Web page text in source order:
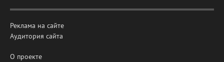
Реклама на сайте
Аудитория сайта
О проекте